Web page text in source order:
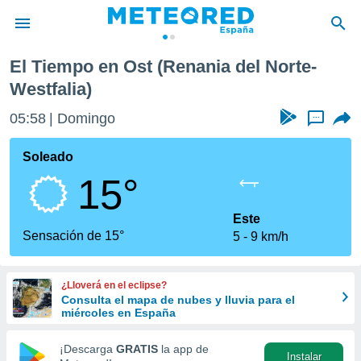
de
para
la
calidad.
a este
forma
digital
El Tiempo en Ost (Renania del Norte-
Westfalia)
05:58 Domingo ...
Soleado
15°
Sensación de 15°
Este
5
9 km/h
¿Lloverá en el eclipse?
Consulta el mapa de nubes y lluvia para el
miércoles en España
¡Descarga GRATIS la app de
Instalar